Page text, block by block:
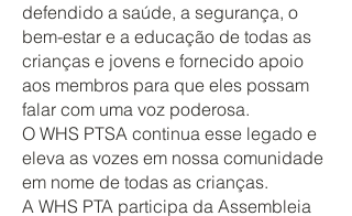
defendido a saúde, a segurança, o
bem-estar e a educação de todas as
crianças e jovens e fornecido apoio
aos membros para que eles possam
falar com uma voz poderosa.
O WHS PTSA continua esse legado e
eleva as vozes em nossa comunidade
em nome de todas as crianças.
A WHS PTA participa da Assembleia